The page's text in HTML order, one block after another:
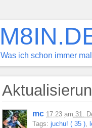
Was ich schon immer
mc 17:23 am 31.
Tags: juchu! ( 35 ),